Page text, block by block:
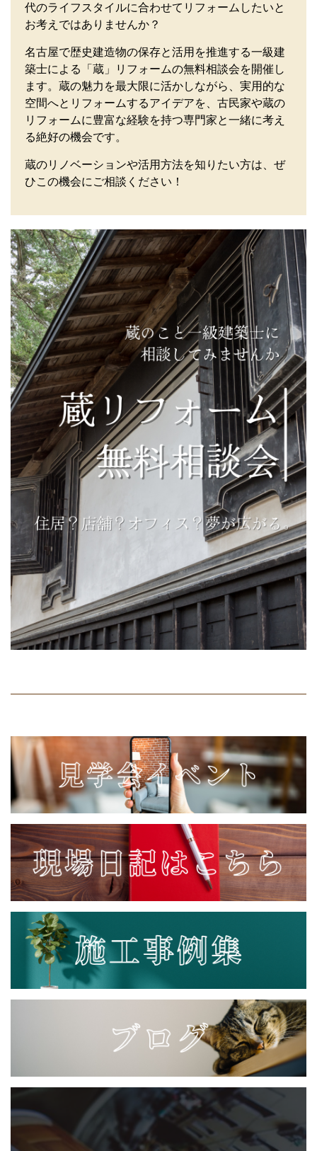
代のライフスタイルに合わせてリフォームしたいと
お考えではありませんか？
名古屋で歴史建造物の保存と活用を推進する一級建
築士による「蔵」リフォームの無料相談会を開催し
ます。蔵の魅力を最大限に活かしながら、実用的な
空間へとリフォームするアイデアを、古民家や蔵の
リフォームに豊富な経験を持つ専門家と一緒に考え
る絶好の機会です。
蔵のリノベーションや活用方法を知りたい方は、ぜ
ひこの機会にご相談ください！